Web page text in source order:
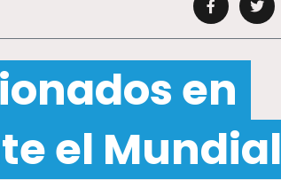
en
el Mundial